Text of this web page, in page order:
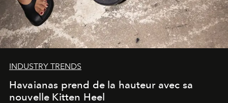
INDUSTRY TRENDS
Havaianas prend de la hauteur avec sa
nouvelle Kitten Heel